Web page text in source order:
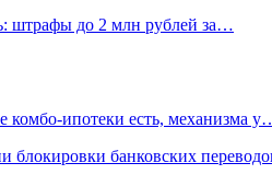
штрафы до 2 млн рублей за…
комбо-ипотеки есть, механизма
блокировки банковских